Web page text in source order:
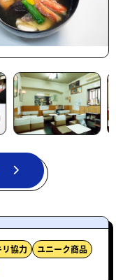
リ協力 ユニーク商品